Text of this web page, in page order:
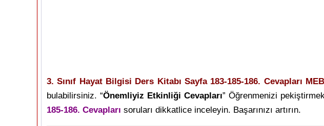
3. Sınıf Hayat Bilgisi Ders Kitabı Sayfa 183-185-186. Cevapları MEB
bulabilirsiniz. “Önemliyiz Etkinliği Cevapları” Öğrenmenizi
185-186. Cevapları soruları dikkatlice inceleyin. Başarınızı artırın.